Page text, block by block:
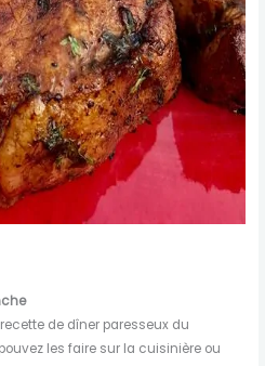
de dîner paresseux du
les faire sur la cuisinière ou